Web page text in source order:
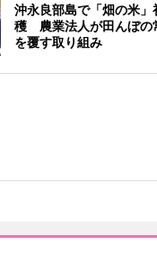
沖永良部島で「畑の米」
穫 農業法人が田んぼの
を覆す取り組み